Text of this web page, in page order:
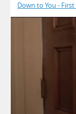
Down to You - First